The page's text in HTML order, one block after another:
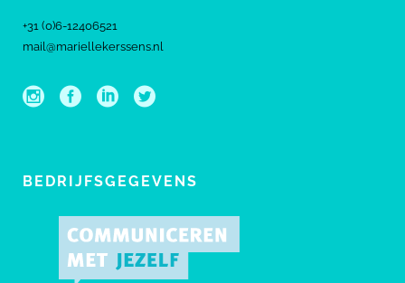
+31 (0)6-12406521
mail@mariellekerssens.nl
BEDRIJFSGEGEVENS